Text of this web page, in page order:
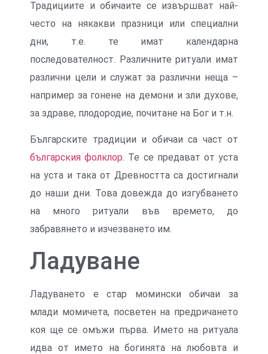
Традициите и обичаите се извършват най-
често на някакви празници или специални
дни, т.е. те имат календарна
последователност. Различните ритуали имат
различни цели и служат за различни неща –
например за гонене на демони и зли духове,
за здраве, плодородие, почитане на Бог и т.н.
Българските традиции и обичаи са част от
българския фолклор. Те се предават от уста
на уста и така от Древността са достигнали
до наши дни. Това довежда до изгубването
на много ритуали във времето, до
забравянето и изчезването им.
Ладуване
Ладуването е стар момински обичаи за
млади момичета, посветен на предричането
коя ще се омъжи първа. Името на ритуала
идва от името на богинята на любовта и